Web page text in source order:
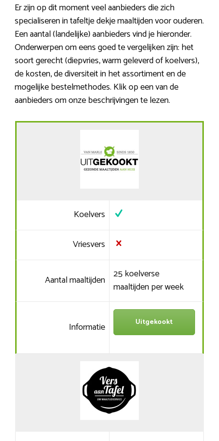
Er zijn op dit moment veel aanbieders die zich
specialiseren in tafeltje dekje maaltijden voor ouderen.
Een aantal (landelijke) aanbieders vind je hieronder.
Onderwerpen om eens goed te vergelijken zijn: het
soort gerecht (diepvries, warm geleverd of koelvers),
de kosten, de diversiteit in het assortiment en de
mogelijke bestelmethodes. Klik op een van de
aanbieders om onze beschrijvingen te lezen.
Koelvers
Vriesvers
Aantal maaltijden 25 koelverse
maaltijden per week
Informatie Uitgekookt